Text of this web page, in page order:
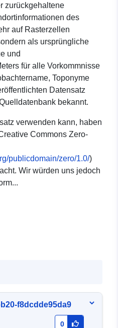
zurückgehaltene
des
auf Rasterzellen
als ursprüngliche
und
für alle Vorkommnisse
Toponyme
Datensatz
bekannt.
verwenden kann, haben
Commons Zero-
publicdomain/zero/1.0/)
Wir würden uns jedoch
f8dcdde95da9
0